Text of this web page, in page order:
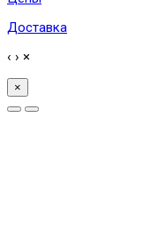
Доставка
‹ › ×
×